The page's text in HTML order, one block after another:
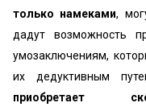
только намеками,
дадут возможность
умозаключениям,
их дедуктивным
приобретает